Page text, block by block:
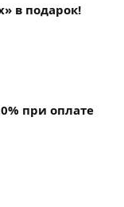
в подарок!
при оплате